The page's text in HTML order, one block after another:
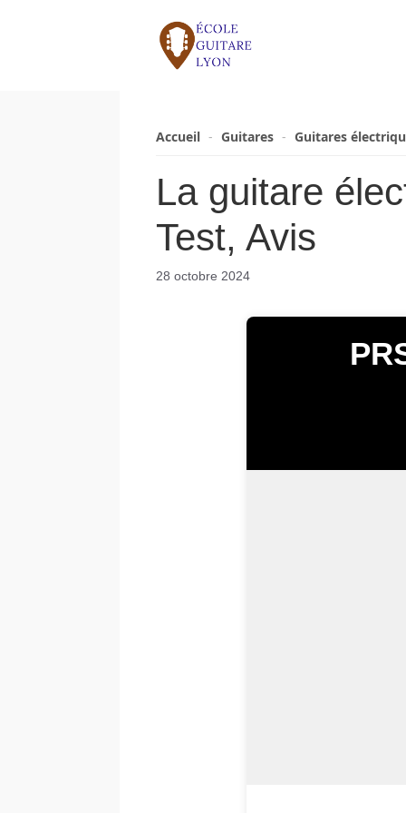
Accueil - Guitares - Guitares
La guitare
Test, Avis
28 octobre 2024